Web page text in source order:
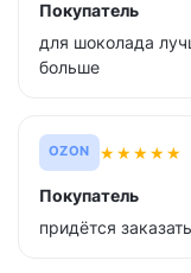
Покупатель
для шоколада
больше
OZON ★★★★★
Покупатель
придётся